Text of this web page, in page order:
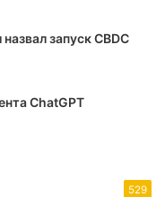
запуск CBDC
ChatGPT
529